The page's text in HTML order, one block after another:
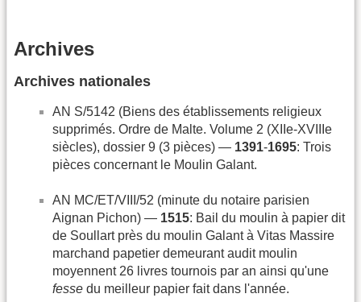
Archives
Archives nationales
AN S/5142 (Biens des établissements religieux
supprimés. Ordre de Malte. Volume 2 (XIIe-XVIIIe
siècles), dossier 9 (3 pièces) — 1391-1695: Trois
pièces concernant le Moulin Galant.
AN MC/ET/VIII/52 (minute du notaire parisien
Aignan Pichon) — 1515: Bail du moulin à papier dit
de Soullart près du moulin Galant à Vitas Massire
marchand papetier demeurant audit moulin
moyennent 26 livres tournois par an ainsi qu'une
fesse du meilleur papier fait dans l'année.